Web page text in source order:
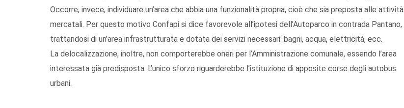
Occorre, invece, individuare un’area che abbia una funzionalità propria, cioè che sia preposta alle attività
mercatali. Per questo motivo Confapi si dice favorevole all’ipotesi dell’Autoparco in contrada Pantano,
trattandosi di un’area infrastrutturata e dotata dei servizi necessari: bagni, acqua, elettricità, ecc.
La delocalizzazione, inoltre, non comporterebbe oneri per l’Amministrazione comunale, essendo l’area
interessata già predisposta. L’unico sforzo riguarderebbe l’istituzione di apposite corse degli autobus
urbani.